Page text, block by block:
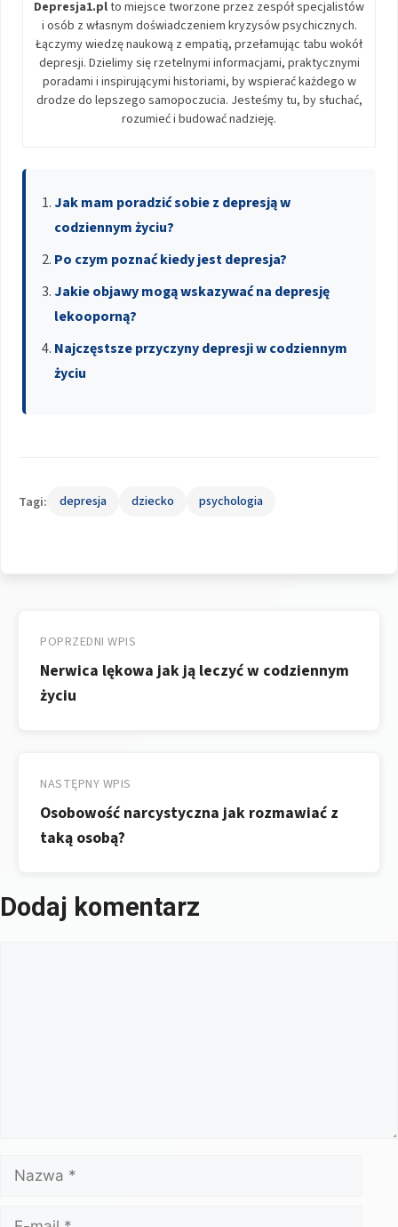
Depresja1.plto miejsce tworzone przez zespół specjalistów
i osób z własnym doświadczeniem kryzysów psychicznych.
Łączymy wiedzę naukową z empatią, przełamując tabu wokół
depresji. Dzielimy się rzetelnymi informacjami, praktycznymi
poradami i inspirującymi historiami, by wspierać każdego w
drodze do lepszego samopoczucia. Jesteśmy tu, by słuchać,
rozumieć i budować nadzieję.
Jak mam poradzić sobie z depresją w
codziennym życiu?
Po czym poznać kiedy jest depresja?
Jakie objawy mogą wskazywać na depresję
lekooporną?
Najczęstsze przyczyny depresji w codziennym
życiu
Tagi: depresja dziecko psychologia
wpisu
POPRZEDNI WPIS
Nerwica lękowa jak ją leczyć w codziennym
życiu
NASTĘPNY WPIS
Osobowość narcystyczna jak rozmawiać z
taką osobą?
Dodaj komentarz
Nazwa